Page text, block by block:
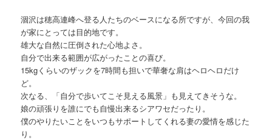
涸沢は穂高連峰へ登る人たちのベースになる所ですが、今回の我
が家にとっては目的地です。
雄大な自然に圧倒された心地よさ。
自分で出来る範囲が広がったことの喜び。
15kgくらいのザックを7時間も担いで華奢な肩はヘロヘロだけ
ど。
次なる、「自分で歩いてこそ見える風景」も見えてきそうな。
娘の頑張りを誰にでも自慢出来るシアワセだったり。
僕のやりたいことをいつもサポートしてくれる妻の愛情を感じた
り。